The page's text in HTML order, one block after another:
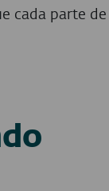
cada parte